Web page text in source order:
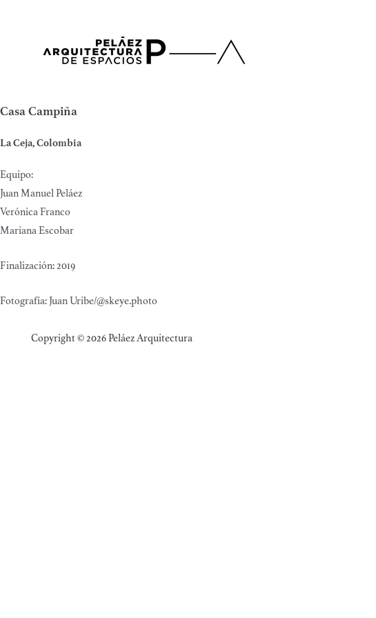
Casa Campiña
La Ceja, Colombia
Equipo:
Juan Manuel Peláez
Verónica Franco
Mariana Escobar
Finalización: 2019
Fotografía: Juan Uribe/@skeye.photo
Copyright © 2026 Peláez Arquitectura